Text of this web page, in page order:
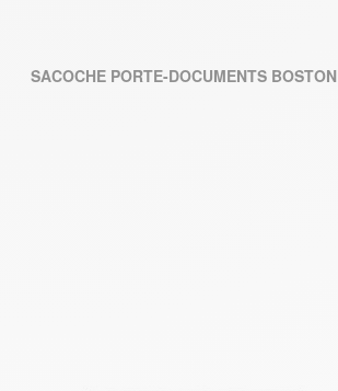
SACOCHE PORTE-DOCUMENTS BOSTON